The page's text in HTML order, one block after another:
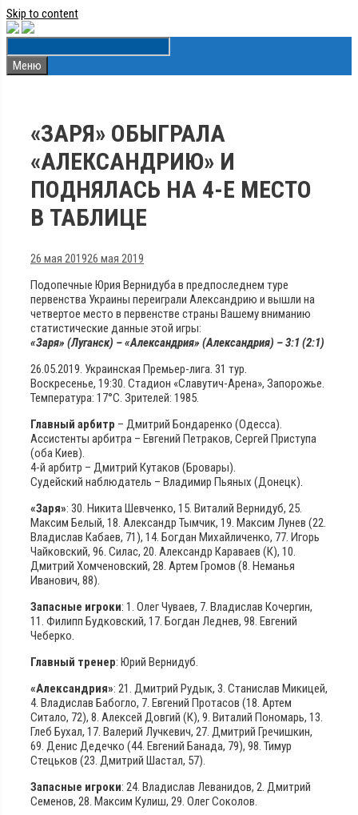
Skip to content
Меню
«ЗАРЯ» ОБЫГРАЛА
«АЛЕКСАНДРИЮ» И
ПОДНЯЛАСЬ НА 4-Е МЕСТО
В ТАБЛИЦЕ
26 мая 201926 мая 2019
Подопечные Юрия Вернидуба в предпоследнем туре
первенства Украины переиграли Александрию и вышли на
четвертое место в первенстве страны Вашему вниманию
статистические данные этой игры:
«Заря» (Луганск) – «Александрия» (Александрия) – 3:1 (2:1)
26.05.2019. Украинская Премьер-лига. 31 тур.
Воскресенье, 19:30. Стадион «Славутич-Арена», Запорожье.
Температура: 17°С. Зрителей: 1985.
Главный арбитр – Дмитрий Бондаренко (Одесса).
Ассистенты арбитра – Евгений Петраков, Сергей Приступа
(оба Киев).
4-й арбитр – Дмитрий Кутаков (Бровары).
Судейский наблюдатель – Владимир Пьяных (Донецк).
«Заря»: 30. Никита Шевченко, 15. Виталий Вернидуб, 25.
Максим Белый, 18. Александр Тымчик, 19. Максим Лунев (22.
Владислав Кабаев, 71), 14. Богдан Михайличенко, 77. Игорь
Чайковский, 96. Силас, 20. Александр Караваев (К), 10.
Дмитрий Хомченовский, 28. Артем Громов (8. Неманья
Иванович, 88).
Запасные игроки: 1. Олег Чуваев, 7. Владислав Кочергин,
11. Филипп Будковский, 17. Богдан Леднев, 98. Евгений
Чеберко.
Главный тренер: Юрий Вернидуб.
«Александрия»: 21. Дмитрий Рудык, 3. Станислав Микицей,
4. Владислав Бабогло, 7. Евгений Протасов (18. Артем
Ситало, 72), 8. Алексей Довгий (К), 9. Виталий Пономарь, 13.
Глеб Бухал, 17. Валерий Лучкевич, 27. Дмитрий Гречишкин,
69. Денис Дедечко (44. Евгений Банада, 79), 98. Тимур
Стецьков (23. Дмитрий Шастал, 57).
Запасные игроки: 24. Владислав Леванидов, 2. Дмитрий
Семенов, 28. Максим Кулиш, 29. Олег Соколов.